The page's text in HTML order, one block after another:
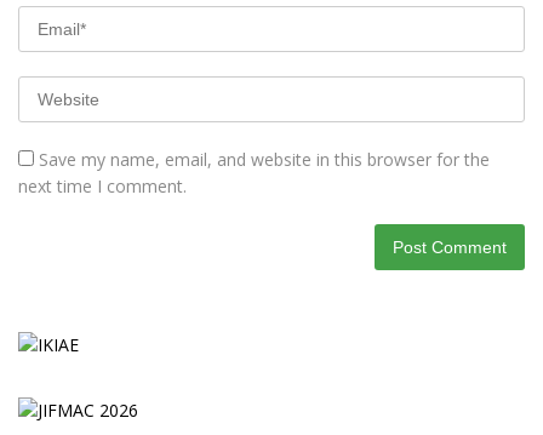
Save my name, email, and website in this browser for the
next time I comment.